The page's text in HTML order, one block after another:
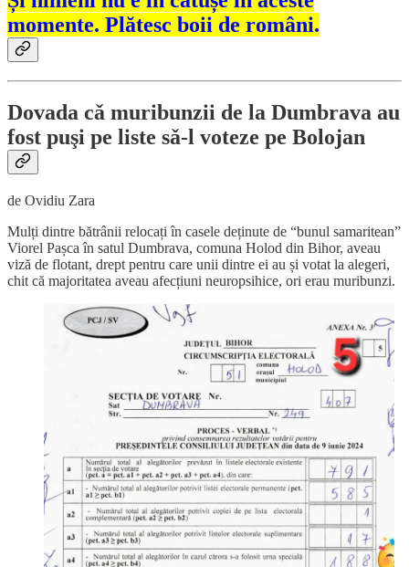
momente. Plătesc boii de români.
Dovada cǎ muribunzii de la Dumbrava au
fost puşi pe liste sǎ-l voteze pe Bolojan
de Ovidiu Zara
Mulți dintre bătrânii relocați în casele deținute de “bunul samaritean”
Viorel Pașca în satul Dumbrava, comuna Holod din Bihor, aveau
viză de flotant, drept pentru care unii dintre ei au și votat la alegeri,
chit că majoritatea aveau afecțiuni neuropsihice, ori erau muribunzi.